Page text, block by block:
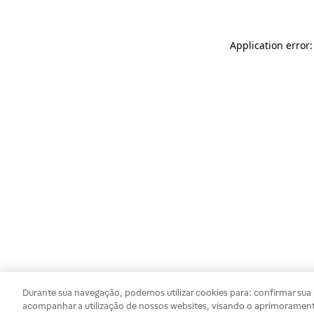
Application
Durante sua navegação, podemos utilizar cookies para: confirmar
acompanhar a utilização de nossos websites, visando o